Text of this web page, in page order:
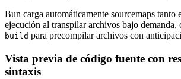
Bun carga automáticamente sourcemaps tanto
ejecución al transpilar archivos bajo demanda,
build para precompilar archivos con
Vista previa de código fuente con
sintaxis